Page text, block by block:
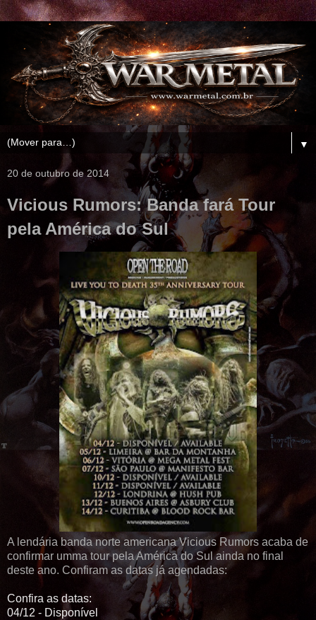
▼
20 de outubro de 2014
Vicious Rumors: Banda fará Tour
pela América do Sul
A lendária banda norte americana Vicious Rumors acaba de
confirmar umma tour pela América do Sul ainda no final
deste ano. Confiram as datas já agendadas:
Confira as datas:
04/12 - Disponível